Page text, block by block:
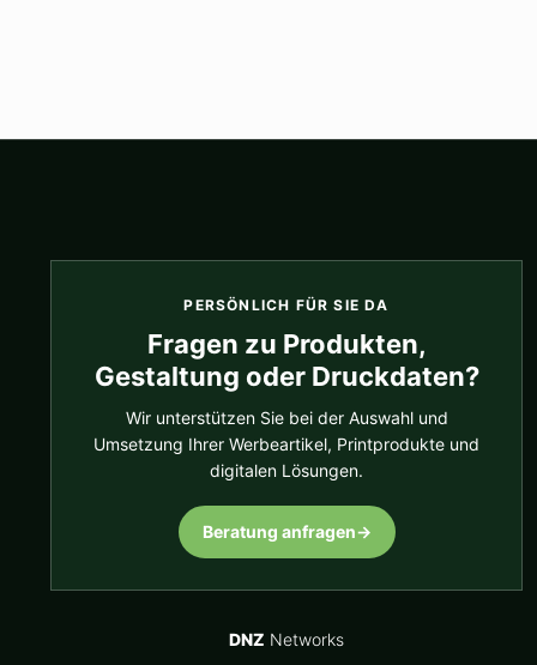
PERSÖNLICH FÜR SIE DA
Fragen zu Produkten,
Gestaltung oder Druckdaten?
Wir unterstützen Sie bei der Auswahl und
Umsetzung Ihrer Werbeartikel, Printprodukte und
digitalen Lösungen.
Beratung anfragen→
DNZ Networks